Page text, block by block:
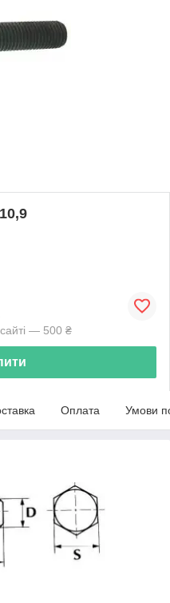
— 500 ₴
Оплата Умови